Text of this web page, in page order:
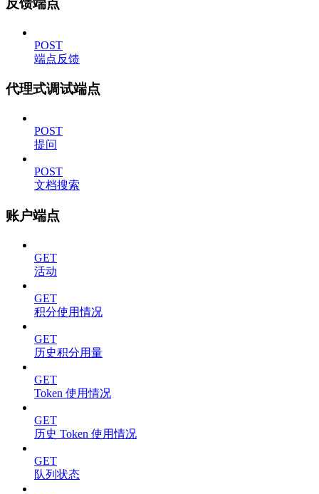
反馈端点
POST
端点反馈
代理式调试端点
POST
提问
POST
文档搜索
账户端点
GET
活动
GET
积分使用情况
GET
历史积分用量
GET
Token 使用情况
GET
历史 Token 使用情况
GET
队列状态